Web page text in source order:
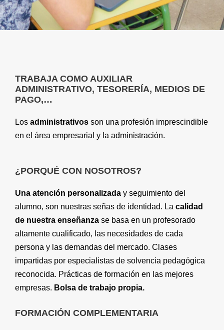
TRABAJA COMO AUXILIAR
ADMINISTRATIVO, TESORERÍA, MEDIOS DE
PAGO,…
Los administrativos son una profesión imprescindible
en el área empresarial y la administración.
¿PORQUÉ CON NOSOTROS?
Una atención personalizada y seguimiento del
alumno, son nuestras señas de identidad. La calidad
de nuestra enseñanza se basa en un profesorado
altamente cualificado, las necesidades de cada
persona y las demandas del mercado. Clases
impartidas por especialistas de solvencia pedagógica
reconocida. Prácticas de formación en las mejores
empresas. Bolsa de trabajo propia.
FORMACIÓN COMPLEMENTARIA